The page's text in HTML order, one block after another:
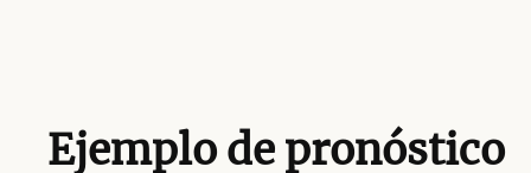
Ejemplo de pronóstico